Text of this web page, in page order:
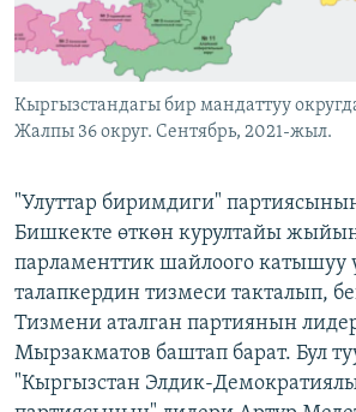
ЭЕ/АРнун бардык сайттары
Кыргызстандагы бир мандаттуу
Жалпы 36 округ. Сентябрь, 2021-жыл.
"Улуттар биримдиги"
Бишкекте өткөн курултайы
парламенттик шайлоого катышуу
талапкердин тизмеси такталып,
Тизмени аталган партиянын
Мырзакматов баштап барат. Бул
"Кыргызстан Элдик-